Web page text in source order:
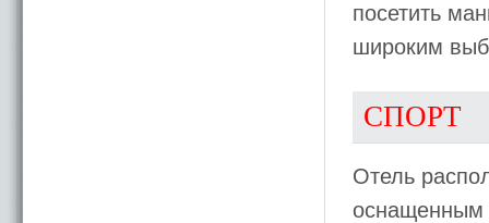
посетить
широким
СПОРТ
Отель
оснащенным